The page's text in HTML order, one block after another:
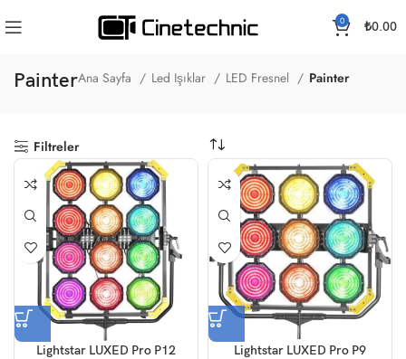
0 ₺0.00
PainterAna Sayfa Led Işıklar LED Fresnel Painter
Filtreler
Lightstar LUXED Pro P12 Lightstar LUXED Pro P9